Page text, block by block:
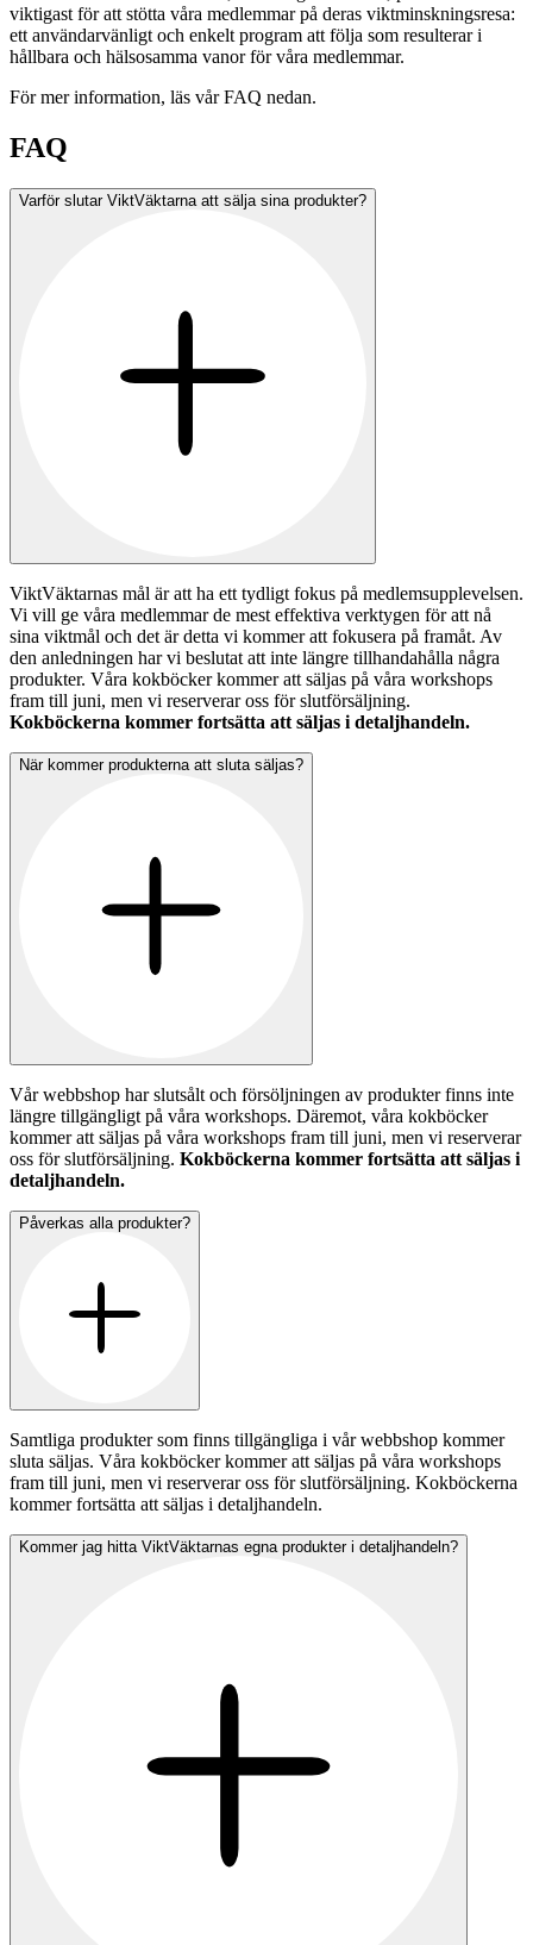
viktigast för att stötta våra medlemmar på deras viktminskningsresa:
ett användarvänligt och enkelt program att följa som resulterar i
hållbara och hälsosamma vanor för våra medlemmar.
För mer information, läs vår FAQ nedan.
FAQ
Varför slutar ViktVäktarna att sälja sina produkter?
ViktVäktarnas mål är att ha ett tydligt fokus på medlemsupplevelsen.
Vi vill ge våra medlemmar de mest effektiva verktygen för att nå
sina viktmål och det är detta vi kommer att fokusera på framåt. Av
den anledningen har vi beslutat att inte längre tillhandahålla några
produkter. Våra kokböcker kommer att säljas på våra workshops
fram till juni, men vi reserverar oss för slutförsäljning.
Kokböckerna kommer fortsätta att säljas i detaljhandeln.
När kommer produkterna att sluta säljas?
Vår webbshop har slutsålt och försöljningen av produkter finns inte
längre tillgängligt på våra workshops. Däremot, våra kokböcker
kommer att säljas på våra workshops fram till juni, men vi reserverar
oss för slutförsäljning. Kokböckerna kommer fortsätta att säljas i
detaljhandeln.
Påverkas alla produkter?
Samtliga produkter som finns tillgängliga i vår webbshop kommer
sluta säljas. Våra kokböcker kommer att säljas på våra workshops
fram till juni, men vi reserverar oss för slutförsäljning. Kokböckerna
kommer fortsätta att säljas i detaljhandeln.
Kommer jag hitta ViktVäktarnas egna produkter i detaljhandeln?